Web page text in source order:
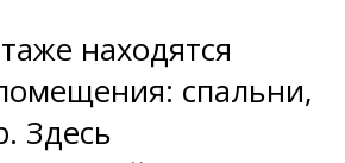
находятся
спальни,
Здесь